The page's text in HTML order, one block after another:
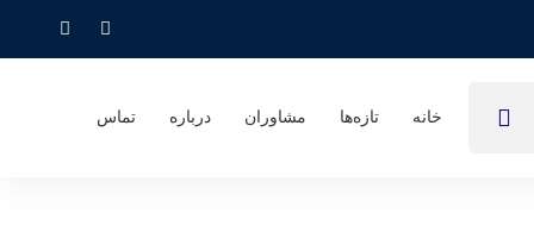
خانه تازه‌ها مشاوران درباره تماس